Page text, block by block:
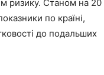
ризику. Станом на 20
по країні,
до подальших